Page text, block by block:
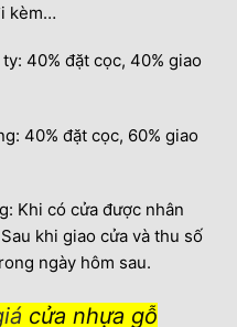
kèm…
40% đặt cọc, 40% giao
40% đặt cọc, 60% giao
Khi có cửa được nhân
khi giao cửa và thu số
ngày hôm sau.
cửa nhựa gỗ